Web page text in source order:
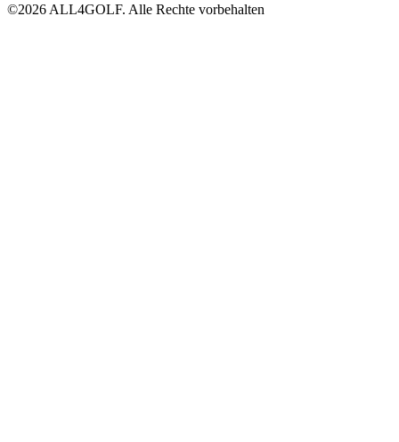
©2026 ALL4GOLF. Alle Rechte vorbehalten